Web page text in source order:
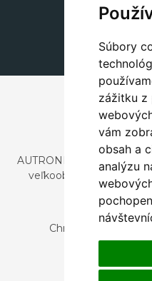
Súbory
zážitku z
vám
obsah a
analýzu
+420
AUTRONIC, s.r.o. je
veľkoobchodným
nábytku
Chrustenice 270,
Nová 366,